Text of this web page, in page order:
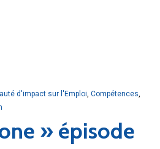
d'impact sur l'Emploi Compétences
» épisode